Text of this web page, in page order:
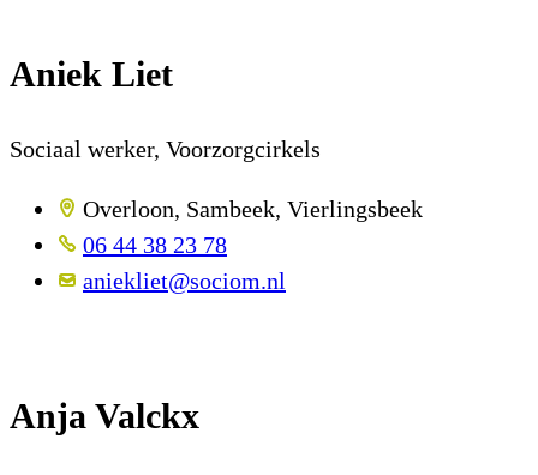
Aniek Liet
Sociaal werker, Voorzorgcirkels
Overloon, Sambeek, Vierlingsbeek
06 44 38 23 78
aniekliet@sociom.nl
Anja Valckx